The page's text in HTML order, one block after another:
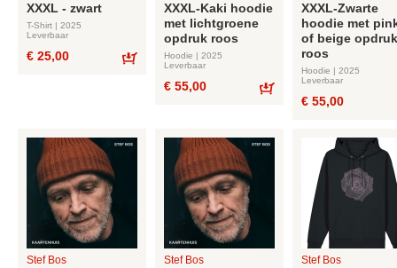
XXXL - zwart
T-Shirt | 2025
Leverbaar
€ 25,00
XXXL-Kaki hoodie
met lichtgroene
opdruk roos
Hoodie | 2025
Leverbaar
€ 55,00
XXXL-Zwarte
hoodie met
of beige opdruk
roos
Hoodie | 2025
Leverbaar
€ 55,00
Stef Bos Stef Bos Stef Bos